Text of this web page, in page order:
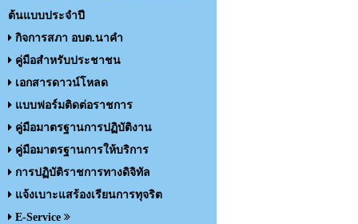
ต้นแบบประจำปี
กิจการสภา อบต.นาคำ
คู่มือสำหรับประชาชน
เอกสารดาวน์โหลด
แบบฟอร์มติดต่อราชการ
คู่มือมาตรฐานการปฏิบัติงาน
คู่มือมาตรฐานการให้บริการ
การปฏิบัติราชการทางดิจิทัล
แจ้งเบาะแสร้องเรียนการทุจริต
E-Service